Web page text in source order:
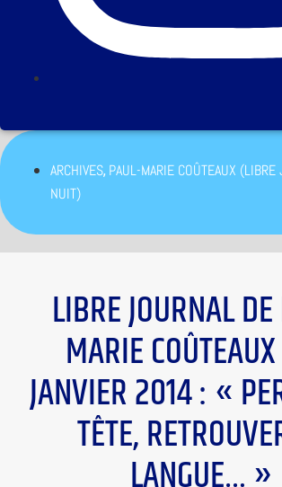
ARCHIVES,PAUL-MARIE COÛTEAUX (LIBRE
NUIT)
LIBRE JOURNAL
MARIE
JANVIER 2014 : «
TÊTE,